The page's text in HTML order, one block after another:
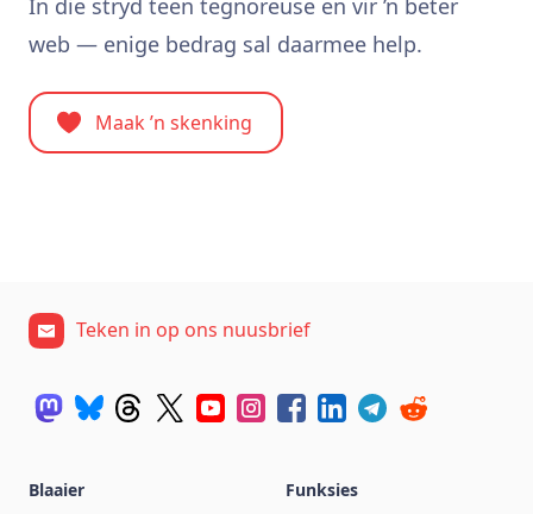
In die stryd teen tegnoreuse en vir ’n beter
web — enige bedrag sal daarmee help.
Maak ’n skenking
Teken in op ons nuusbrief
Blaaier
Funksies